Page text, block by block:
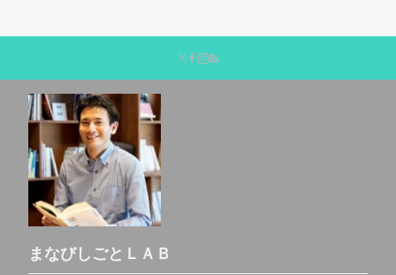
まなびしごとＬＡＢ